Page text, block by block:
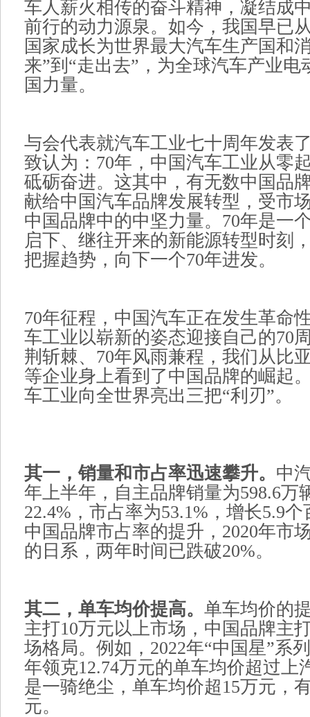
车人薪火相传的奋斗精神，凝结成
前行的动力源泉。如今，我国早已
国家成长为世界最大汽车生产国和
来”到“走出去”，为全球汽车产业电
国力量。
与会代表就汽车工业七十周年发表
致认为：70年，中国汽车工业从零
砥砺奋进。这其中，有无数中国品
献给中国汽车品牌发展转型，受市
中国品牌中的中坚力量。70年是一
启下、继往开来的新能源转型时刻
把握趋势，向下一个70年进发。
70年征程，中国汽车正在发生革命
车工业以崭新的姿态迎接自己的70
荆斩棘、70年风雨兼程，我们从比
等企业身上看到了中国品牌的崛起
车工业向全世界亮出三把“利刃”。
其一，销量和市占率迅速攀升。 中
年上半年，自主品牌销量为598.6万
22.4%，市占率为53.1%，增长5.9
中国品牌市占率的提升，2020年市
的日系，两年时间已跌破20%。
其二，单车均价提高。 单车均价的
主打10万元以上市场，中国品牌主
场格局。例如，2022年“中国星”系
年领克12.74万元的单车均价超过上
是一骑绝尘，单车均价超15万元，
元。